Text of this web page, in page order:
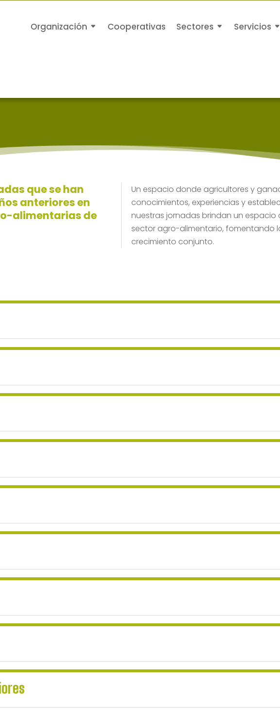
Organización Cooperativas Sectores Servicios
que se han
anteriores en
alimentarias de
Un espacio donde agricultores y
conocimientos, experiencias y
nuestras jornadas brindan un
sector agro-alimentario, fomentando
crecimiento conjunto.